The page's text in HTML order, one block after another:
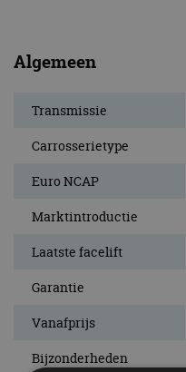
Algemeen
Transmissie
Carrosserietype
Euro NCAP
Marktintroductie
Laatste facelift
Garantie
Vanafprijs
Bijzonderheden